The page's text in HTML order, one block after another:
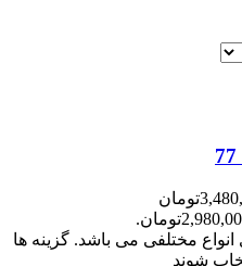
قیمت اصلی: 3,480,000تومان
مختلفی می باشد. گزینه ها
شوند